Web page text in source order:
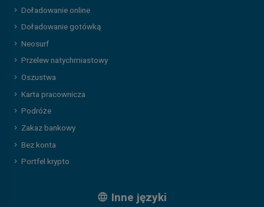
Doładowanie online
Doładowanie gotówką
Neosurf
Przelew natychmiastowy
Oszustwa
Karta pracownicza
Podróże
Zakaz bankowy
Bez konta
Portfel krypto
Inne języki